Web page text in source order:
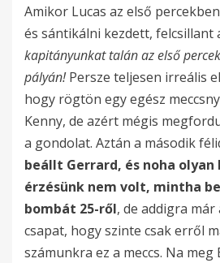
Amikor Lucas az első
és sántikálni kezdett, felcsillant
kapitányunkat talán az első
pályán!Persze teljesen irreális
hogy rögtön egy egész
Kenny, de azért mégis
a gondolat. Aztán a második
beállt Gerrard, és noha
érzésünk nem volt, mintha
bombát 25-ről, de addigra
csapat, hogy szinte csak erről
számunkra ez a meccs. Na